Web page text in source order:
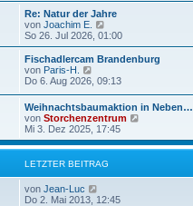
r
B
e
i
t
r
a
g
s
t
e
r
B
e
i
t
r
a
g
Re: Natur der Jahre
von Joachim E.
e
u
e
t
B
e
t
r
a
g
So 26. Jul 2026, 01:00
Fischadlercam Brandenburg
von Paris-H.
e
s
t
e
r
e
i
t
Do 6. Aug 2026, 09:13
Weihnachtsbaumaktion in Neben…
von Storchenzentrum
u
e
Mi 3. Dez 2025, 17:45
LETZTER BEITRAG
von Jean-Luc
e
Do 2. Mai 2013, 12:45